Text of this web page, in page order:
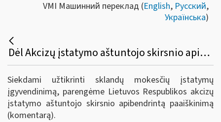
VMI Машинний переклад (English, Русский,
Українська)
Dėl Akcizų įstatymo aštuntojo skirsnio apibendrinto paaiškinimo (komentaro) parengimo
Siekdami užtikrinti sklandų mokesčių įstatymų
įgyvendinimą, parengėme Lietuvos Respublikos akcizų
įstatymo aštuntojo skirsnio apibendrintą paaiškinimą
(komentarą).